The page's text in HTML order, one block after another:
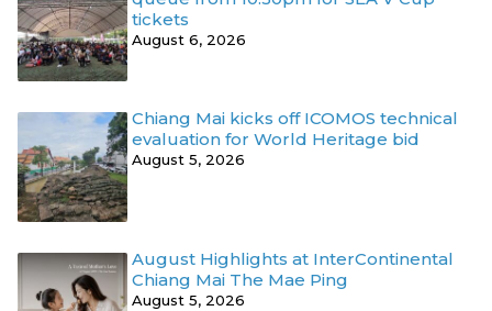
tickets
August 6, 2026
Chiang Mai kicks off ICOMOS technical
evaluation for World Heritage bid
August 5, 2026
August Highlights at InterContinental
Chiang Mai The Mae Ping
August 5, 2026